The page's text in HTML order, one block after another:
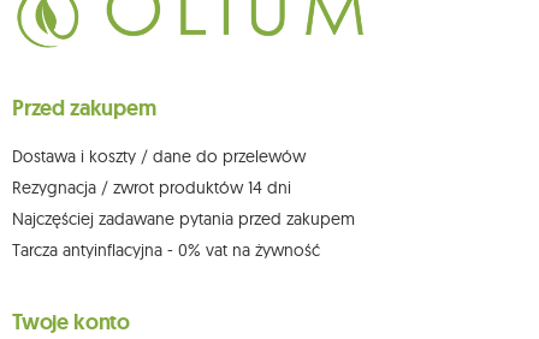
Przysługuje Ci prawo do żądania dostępu do swoich danych osobowych,
ich sprostowania, usunięcia, ograniczenia przetwarzania, wniesienia
sprzeciwu wobec przetwarzania swoich danych oraz prawo do
którego dokonano na podstawie zgody przed jej cofnięciem. W tym celu
możesz kontaktować się z działem obsługi klienta Mouton Interactive pod
Więcej informacji: www.mouton.pl/ODO
Przed zakupem
Dostawa i koszty / dane do przelewów
Rezygnacja / zwrot produktów 14 dni
Najczęściej zadawane pytania przed zakupem
Tarcza antyinflacyjna - 0% vat na żywność
Twoje konto